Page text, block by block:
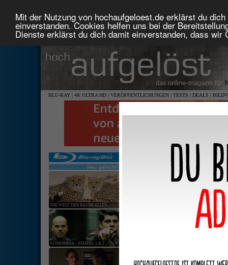
Mit der Nutzung von hochaufgeloest.de erklärst du
einverstanden. Cookies helfen uns bei der
Dienste erklärst du dich damit einverstanden, dass
BLU-RAY | 4K ULTRA HD | VERÖFFENTLICHUNGEN | TESTS | DEALS |
DIE WELT DER RAUBKATZEN
GOMORRHA - STAFFEL 1 & 2...
keine